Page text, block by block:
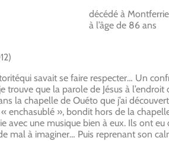
décédé à
à l’âge de 86 ans
savait se faire respecter… Un
trouve que la parole de Jésus à
la chapelle de Ouéto que j’ai
enchasublé », bondit hors de la
avec une musique bien à eux. Ils ont
mal à imaginer… Puis reprenant son